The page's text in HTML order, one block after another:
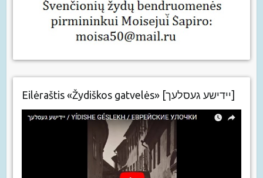
Eilėraštis «Žydiškos gatvelės» [יידישע געסלעך]